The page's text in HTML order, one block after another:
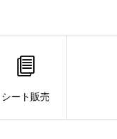
シート販売